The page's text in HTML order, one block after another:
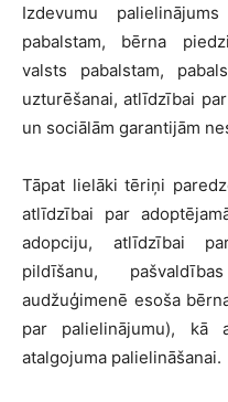
Izdevumu
pabalstam, bērna
valsts pabalstam,
uzturēšanai, atlīdzībai
un sociālām garantijām
Tāpat lielāki tēriņi
atlīdzībai par
adopciju, atlīdzībai
pildīšanu,
audžuģimenē esoša
par palielinājumu), kā
atalgojuma palielināšanai.